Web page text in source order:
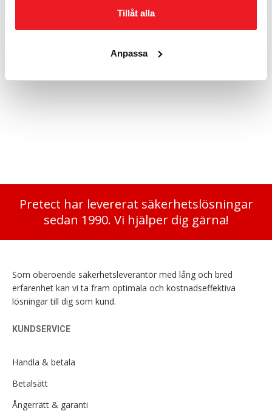
Tillåt alla
Anpassa
Pretect har levererat säkerhetslösningar
sedan 1990. Vi hjälper dig gärna!
Som oberoende säkerhetsleverantör med lång och bred
erfarenhet kan vi ta fram optimala och kostnadseffektiva
lösningar till dig som kund.
KUNDSERVICE
Handla & betala
Betalsätt
Ångerrätt & garanti